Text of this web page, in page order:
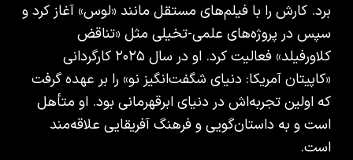
برد. کارش را با فیلم‌های مستقل مانند «لوس» آغاز کرد و
سپس در پروژه‌های علمی-تخیلی مثل «تناقض
کلاورفیلد» فعالیت کرد. او در سال ۲۰۲۵ کارگردانی
«کاپیتان آمریکا: دنیای شگفت‌انگیز نو» را بر عهده گرفت
که اولین تجربه‌اش در دنیای ابرقهرمانی بود. او متأهل
است و به داستان‌گویی و فرهنگ آفریقایی علاقه‌مند
است.